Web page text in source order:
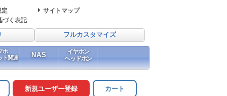
定
サイトマップ
づく表記
フルカスタマイズ
ホ
ト関連
NAS
イヤホン
ヘッドホン
新規ユーザー登録 カート